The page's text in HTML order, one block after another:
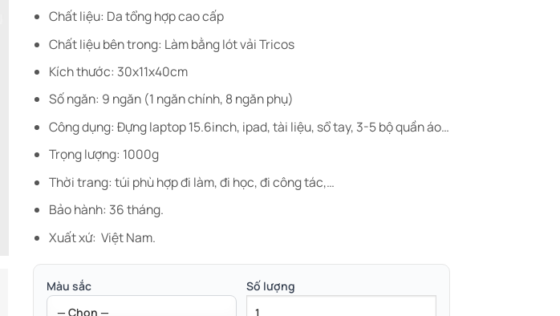
Chất liệu: Da tổng hợp cao cấp
Chất liệu bên trong: Làm bằng lót vải Tricos
Kích thước: 30x11x40cm
Số ngăn: 9 ngăn (1 ngăn chính, 8 ngăn phụ)
Công dụng: Đựng laptop 15.6inch, ipad, tài liệu, sổ tay, 3-5 bộ quần áo…
Trọng lượng: 1000g
Thời trang: túi phù hợp đi làm, đi học, đi công tác,…
Bảo hành: 36 tháng.
Xuất xứ: Việt Nam.
Màu sắc Số lượng